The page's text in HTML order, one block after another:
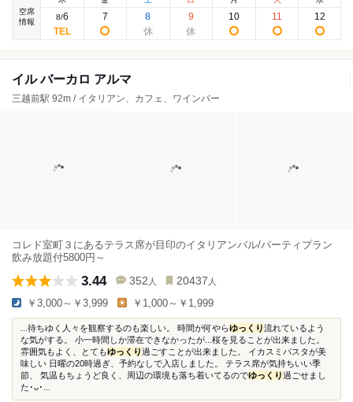
空席
情報
8/6 7 8 9 10 11 12
イル バーカロ アルマ
三越前駅 92m / イタリアン、カフェ、ワインバー
コレド室町３にあるテラス席が目印のイタリアンバル/パーティプラン
飲み放題付5800円～
3.44 352 人 20437 人
￥3,000～￥3,999 ￥1,000～￥1,999
...待ちゆく人々を観察するのも楽しい。 時間が何やらゆっくり流れているよう
な気がする。 小一時間しか滞在できなかったが...桜を見ることが出来ました。
雰囲気もよく、とてもゆっくり過ごすことが出来ました。 イカスミパスタが美
味しい 日曜の20時過ぎ、予約なしで入店しました。 テラス席が気持ちいい季
節、 気温もちょうど良く、周辺の環境も落ち着いてるのでゆっくり過ごせまし
た･ᴗ･...